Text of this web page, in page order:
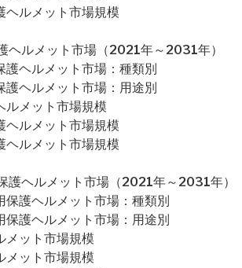
ヘルメット市場規模
ヘルメット市場（2021年～2031年）
護ヘルメット市場：種類別
護ヘルメット市場：用途別
ルメット市場規模
ヘルメット市場規模
ヘルメット市場規模
護ヘルメット市場（2021年～2031年）
保護ヘルメット市場：種類別
保護ヘルメット市場：用途別
メット市場規模
メット市場規模